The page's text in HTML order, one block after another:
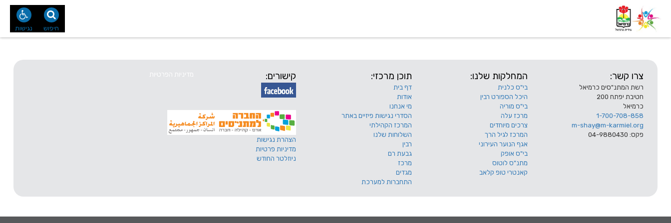
נגישות חיפוש
צרו קשר:
רשת המתנ"סים כרמיאל
חטיבת יפתח 200
כרמיאל
1-700-708-858
m-shay@m-karmiel.org
פקס: 04-9880430
המחלקות שלנו:
בי"ס כלנית
היכל הספורט רבין
בי"ס מוריה
מרכז עלה
צרכים מיוחדים
המרכז לגיל הרך
אגף הנוער העירוני
בי"ס אופק
מתנ"ס לוטוס
קאנטרי טופ קלאב
תוכן מרכזי:
דף בית
אודות
מי אנחנו
הסדרי נגישות פיזיים באתר
המרכז הקהילתי
השלוחות שלנו
רבין
גבעת רם
מרכז
מגדים
התחברות למערכת
קישורים:
הצהרת נגישות
מדיניות פרטיות
ניוזלטר החודש
מדיניות הפרטיות